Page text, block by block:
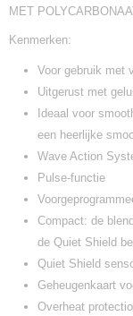
MET
Kenmerken:
Voor gebruik met
Uitgerust met
Ideaal voor
een heerlijke
Wave Action
Pulse-functie
Compact: de
de Quiet Shield
Quiet Shield
Geheugenkaart
Overheat